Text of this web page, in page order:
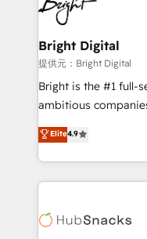
Impact Award
Award 🏆2022
Award 🏆2020 Elite
Integrations
Marketing
2018 Website
Growth-Driven
Sales Enablement
HubSpot COS
COS Design Award
Bright Digital
提供元：Bright Digital
Bright is the #1 full-
ambitious
From HubSpot
developing a new
digital marketing;
results)! In short, our services include: - HubSpot
HubSpot
Elite4.9